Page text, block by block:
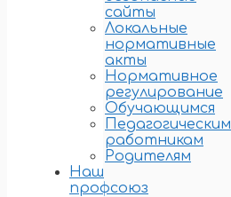
сайты
Локальные
нормативные
акты
Нормативное
регулирование
Обучающимся
Педагогическим
работникам
Родителям
Наш
профсоюз